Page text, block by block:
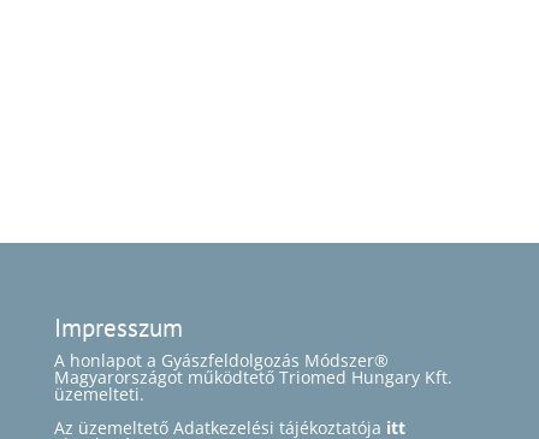
Impresszum
A honlapot a Gyászfeldolgozás Módszer®
Magyarországot működtető Triomed Hungary Kft.
üzemelteti.
Az üzemeltető Adatkezelési tájékoztatója itt